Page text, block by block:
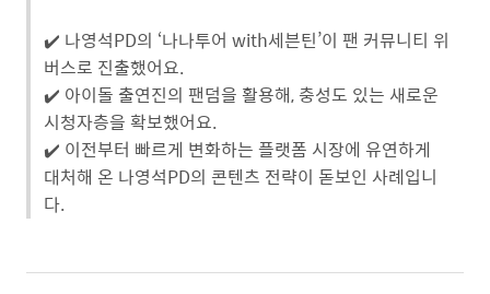
✔️ 나영석PD의 ‘나나투어 with세븐틴’이 팬 커뮤니티 위
버스로 진출했어요.
✔️ 아이돌 출연진의 팬덤을 활용해, 충성도 있는 새로운
시청자층을 확보했어요.
✔️ 이전부터 빠르게 변화하는 플랫폼 시장에 유연하게
대처해 온 나영석PD의 콘텐츠 전략이 돋보인 사례입니
다.